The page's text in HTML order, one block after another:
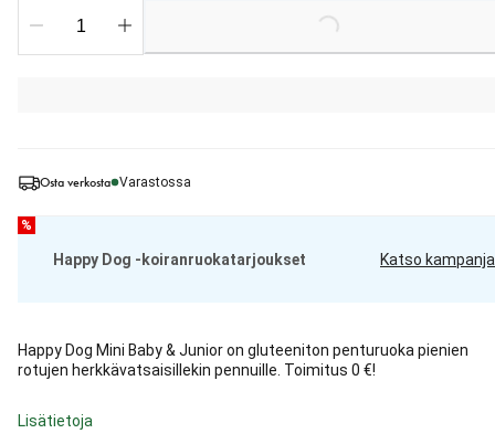
Osta verkosta Varastossa
%
Happy Dog -koiranruokatarjoukset Katso kampanja
Happy Dog Mini Baby & Junior on gluteeniton penturuoka pienien
rotujen herkkävatsaisillekin pennuille. Toimitus 0 €!
Lisätietoja